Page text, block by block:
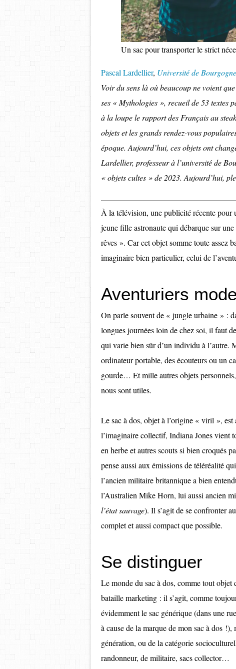
Un sac pour transporter le strict
Pascal Lardellier, Université de
Voir du sens là où beaucoup ne voient
ses « Mythologies », recueil de 53 textes
à la loupe le rapport des Français au
objets et les grands rendez-vous
époque. Aujourd’hui, ces objets ont
Lardellier, professeur à l’université de
« objets cultes » de 2023. Aujourd’hui,
À la télévision, une publicité récente pour
jeune fille astronaute qui débarque sur
rêves ». Car cet objet somme toute assez
imaginaire bien particulier, celui de
Aventuriers
On parle souvent de « jungle urbaine » :
longues journées loin de chez soi, il faut
qui varie bien sûr d’un individu à l’autre.
ordinateur portable, des écouteurs ou un
gourde… Et mille autres objets
nous sont utiles.
Le sac à dos, objet à l’origine « viril », est
l’imaginaire collectif, Indiana Jones vient
en herbe et autres scouts si bien croqués
pense aussi aux émissions de téléréalité
l’ancien militaire britannique a bien
l’Australien Mike Horn, lui aussi ancien
l’état sauvage). Il s’agit de se confronter
complet et aussi compact que possible.
Se distinguer
Le monde du sac à dos, comme tout objet
bataille marketing : il s’agit, comme
évidemment le sac générique (dans une
à cause de la marque de mon sac à dos
génération, ou de la catégorie
randonneur, de militaire, sacs collector…